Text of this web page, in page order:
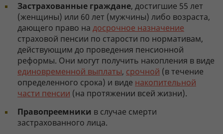
Застрахованные граждане, достигшие 55 лет
(женщины) или 60 лет (мужчины) либо возраста,
дающего право на досрочное назначение
страховой пенсии по старости по нормативам,
действующим до проведения пенсионной
реформы. Они могут получить накопления в виде
единовременной выплаты, срочной (в течение
определенного срока) и виде накопительной
части пенсии (на протяжении всей жизни).
Правопреемники в случае смерти
застрахованного лица.